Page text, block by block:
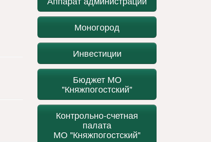
Моногород
Инвестиции
Бюджет МО
"Княжпогостский"
Контрольно-счетная
палата
МО "Княжпогостский"